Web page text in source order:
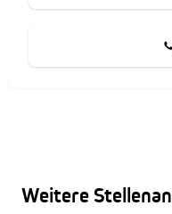
Weitere